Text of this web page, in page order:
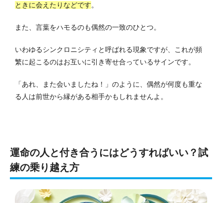
ときに会えたりなどです。
また、言葉をハモるのも偶然の一致のひとつ。
いわゆるシンクロニシティと呼ばれる現象ですが、これが頻
繁に起こるのはお互いに引き寄せ合っているサインです。
「あれ、また会いましたね！」のように、偶然が何度も重な
る人は前世から縁がある相手かもしれませんよ。
運命の人と付き合うにはどうすればいい？試
練の乗り越え方